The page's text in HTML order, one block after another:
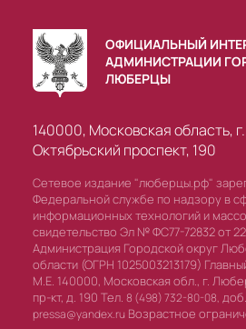
ОФИЦИАЛЬНЫЙ
АДМИНИСТРАЦИИ
ЛЮБЕРЦЫ
140000, Московская область,
Октябрьский проспект, 190
Сетевое издание "люберцы.рф"
Федеральной службе по надзору в
информационных технологий и
свидетельство Эл № ФС77-72832 от
Администрация Городской округ
области (ОГРН 1025003213179)
М.Е. 140000, Московская обл., г.
пр-кт, д. 190 Тел. 8 (498) 732-80-08,
pressa@yandex.ru Возрастное